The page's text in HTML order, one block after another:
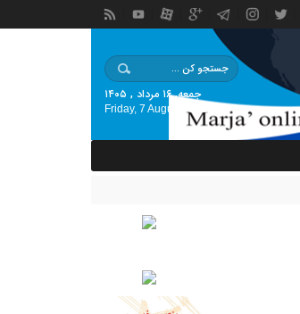
جمعه, ۱۶ مرداد , ۱۴۰۵
Friday, 7 August , 2026